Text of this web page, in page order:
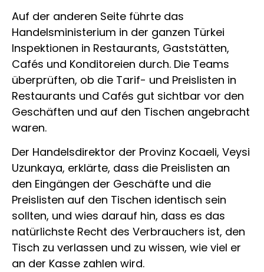
Auf der anderen Seite führte das
Handelsministerium in der ganzen Türkei
Inspektionen in Restaurants, Gaststätten,
Cafés und Konditoreien durch. Die Teams
überprüften, ob die Tarif- und Preislisten in
Restaurants und Cafés gut sichtbar vor den
Geschäften und auf den Tischen angebracht
waren.
Der Handelsdirektor der Provinz Kocaeli, Veysi
Uzunkaya, erklärte, dass die Preislisten an
den Eingängen der Geschäfte und die
Preislisten auf den Tischen identisch sein
sollten, und wies darauf hin, dass es das
natürlichste Recht des Verbrauchers ist, den
Tisch zu verlassen und zu wissen, wie viel er
an der Kasse zahlen wird.